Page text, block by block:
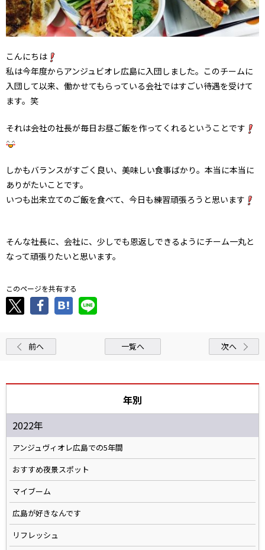
こんにちは
私は今年度からアンジュビオレ広島に入団しました。このチームに
入団して以来、働かせてもらっている会社ではすごい待遇を受けて
ます。笑
それは会社の社長が毎日お昼ご飯を作ってくれるということです
しかもバランスがすごく良い、美味しい食事ばかり。本当に本当に
ありがたいことです。
いつも出来立てのご飯を食べて、今日も練習頑張ろうと思います
そんな社長に、会社に、少しでも恩返しできるようにチーム一丸と
なって頑張りたいと思います。
このページを共有する
前へ 一覧へ 次へ
年別
2022年
アンジュヴィオレ広島での5年間
おすすめ夜景スポット
マイブーム
広島が好きなんです
リフレッシュ